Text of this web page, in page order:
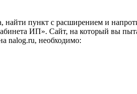
найти пункт с расширением и
ИП». Сайт, на который вы
nalog.ru, необходимо: